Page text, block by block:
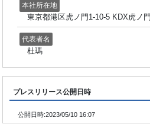
本社所在地
東京都港区虎ノ門1-10-5 KDX虎ノ
代表者名
杜瑪
プレスリリース公開日時
公開日時:2023/05/10 16:07